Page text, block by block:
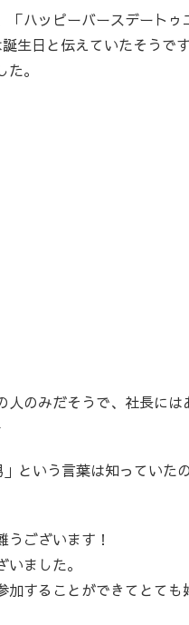
ハッピーバースデートゥ
生日と伝えていたそうです
。
のみだそうで、社長には
という言葉は知っていた
ございます！
ました。
することができてとても